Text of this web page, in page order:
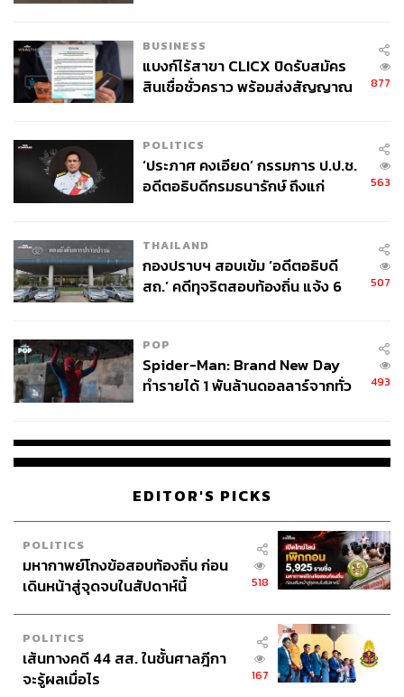
BUSINESS
แบงก์ไร้สาขา CLICX ปิดรับสมัคร
สินเชื่อชั่วคราว พร้อมส่งสัญญาณ
877
POLITICS
‘ประภาศ คงเอียด’ กรรมการ ป.ป.ช.
อดีตอธิบดีกรมธนารักษ์ ถึงแก่
563
THAILAND
กองปราบฯ สอบเข้ม ‘อดีตอธิบดี
สถ.’ คดีทุจริตสอบท้องถิ่น แจ้ง 6
507
POP
Spider-Man: Brand New Day
ทำรายได้ 1 พันล้านดอลลาร์จากทั่ว
493
EDITOR'S PICKS
POLITICS
มหากาพย์โกงข้อสอบท้องถิ่น ก่อน
เดินหน้าสู่จุดจบในสัปดาห์นี้
518
POLITICS
เส้นทางคดี 44 สส. ในชั้นศาลฎีกา
จะรู้ผลเมื่อไร
167